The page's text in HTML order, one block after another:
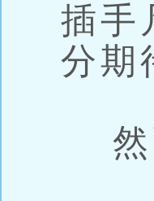
插手
分期
然